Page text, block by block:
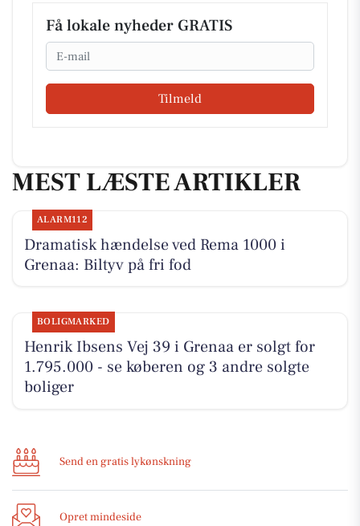
Få lokale nyheder GRATIS
Email
Tilmeld
MEST LÆSTE ARTIKLER
ALARM112
Dramatisk hændelse ved Rema 1000 i
Grenaa: Biltyv på fri fod
BOLIGMARKED
Henrik Ibsens Vej 39 i Grenaa er solgt for
1.795.000 - se køberen og 3 andre solgte
boliger
Send en gratis lykønskning
Opret mindeside